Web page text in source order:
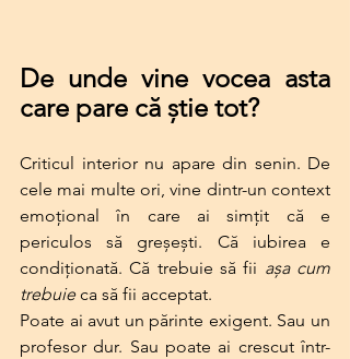
De unde vine vocea asta
care pare că știe tot?
Criticul interior nu apare din senin. De
cele mai multe ori, vine dintr-un context
emoțional în care ai simțit că e
periculos să greșești. Că iubirea e
condiționată. Că trebuie să fii așa cum
trebuie ca să fii acceptat.
Poate ai avut un părinte exigent. Sau un
profesor dur. Sau poate ai crescut într-